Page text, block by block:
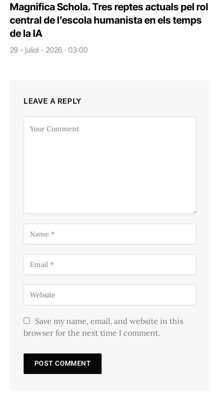
Magnifica Schola. Tres reptes actuals pel rol
central de l’escola humanista en els temps
de la IA
29 - juliol - 2026 · 03:00
LEAVE A REPLY
Save my name, email, and website in this
browser for the next time I comment.